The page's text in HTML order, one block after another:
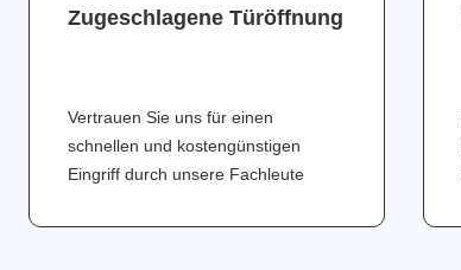
Zugeschlagene Türöffnung
Vertrauen Sie uns für einen
schnellen und kostengünstigen
Eingriff durch unsere Fachleute